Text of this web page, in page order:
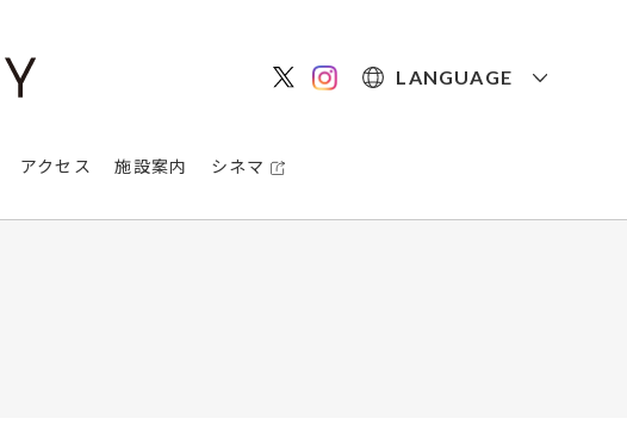
LANGUAGE
アクセス 施設案内 シネマ